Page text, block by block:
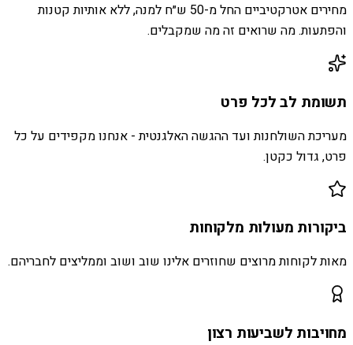
מחירים אטרקטיביים החל מ-50 ש״ח למנה, ללא אותיות קטנות
והפתעות. מה שרואים זה מה שמקבלים.
תשומת לב לכל פרט
מעריכת השולחנות ועד ההגשה האלגנטית - אנחנו מקפידים על כל
פרט, גדול כקטן.
ביקורות מעולות מלקוחות
מאות לקוחות מרוצים שחוזרים אלינו שוב ושוב וממליצים לחבריהם.
מחויבות לשביעות רצון